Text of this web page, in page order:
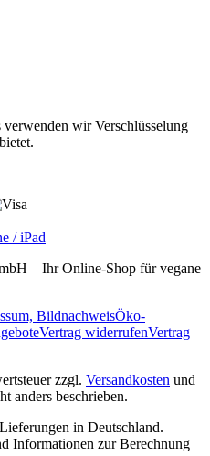
wir Verschlüsselung
/ iPad
– Ihr Online‐Shop für vegane
BildnachweisÖko‐
Vertrag widerrufenVertrag
zzgl. Versandkosten und
anders beschrieben.
in Deutschland.
Informationen zur Berechnung